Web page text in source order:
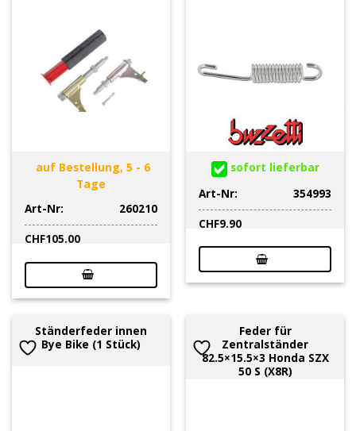
auf Bestellung, 5 - 6
Tage
Art-Nr:
260210
CHF105.00
sofort lieferbar
Art-Nr:
354993
CHF9.90
Ständerfeder innen
Bye Bike (1 Stück)
Feder für
Zentralständer
82.5×15.5×3 Honda SZX
50 S (X8R)